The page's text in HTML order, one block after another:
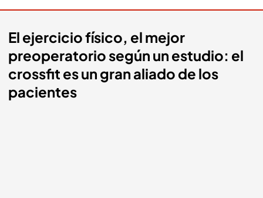
El ejercicio físico, el mejor
preoperatorio según un estudio: el
crossfit es un gran aliado de los
pacientes